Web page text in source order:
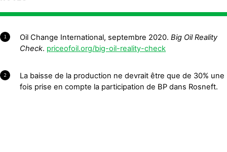
1 Oil Change International, septembre 2020.Big Oil Reality
Check. priceofoil.org/big-oil-reality-check
2
La baisse de la production ne devrait être que de 30% une
fois prise en compte la participation de BP dans Rosneft.